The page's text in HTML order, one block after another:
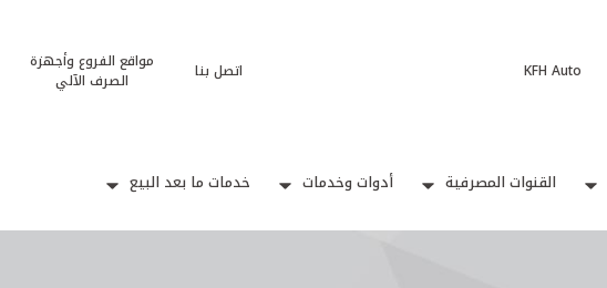
KFH Auto اتصل بنا
مواقع الفروع وأجهزة
الصرف الآلي
القنوات المصرفية أدوات وخدمات خدمات ما بعد البيع